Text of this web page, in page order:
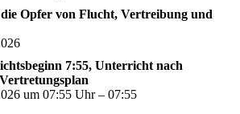
Opfer von Flucht, Vertreibung und
7:55, Unterricht nach
um 07:55 Uhr – 07:55